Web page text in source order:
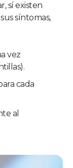
sí existen
síntomas,
vez
cada
al